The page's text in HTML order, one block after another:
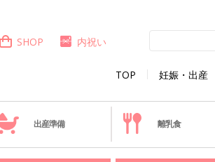
TOP 妊娠・出産
SHOP 内祝い
出産準備 離乳食